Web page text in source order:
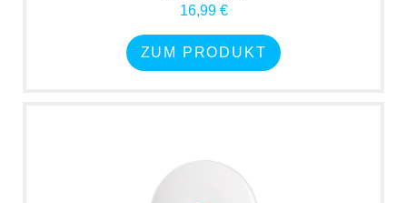
16,99 €
ZUM PRODUKT